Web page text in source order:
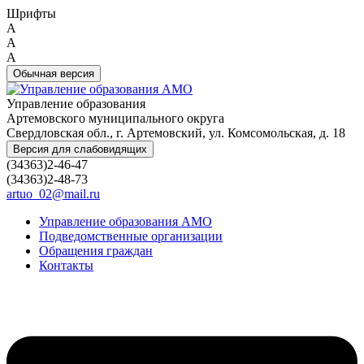
Шрифты
A
A
A
Обычная версия
Управление образования
Артемовского муниципального округа
Свердловская обл., г. Артемовский, ул. Комсомольская, д. 18
Версия для слабовидящих
(34363)2-46-47
(34363)2-48-73
artuo_02@mail.ru
Управление образования АМО
Подведомственные организации
Обращения граждан
Контакты